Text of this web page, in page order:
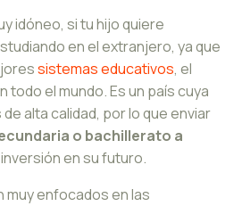
idóneo, si tu hijo quiere
en el extranjero, ya que
sistemas educativos, el
todo el mundo. Es un país cuya
alta calidad, por lo que enviar
o bachillerato a
en su futuro.
enfocados en las